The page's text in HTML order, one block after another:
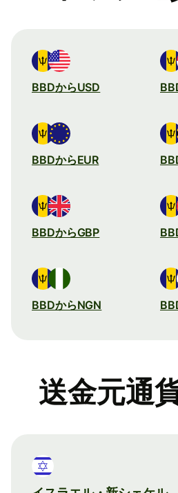
BBDからUSD
BBDからEUR
BBDからGBP
BBDからNGN
送金元通